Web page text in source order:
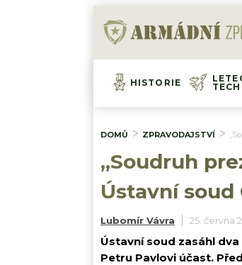
HISTORIE
DOMŮ ZPRAVODAJSTVÍ
„Soudruh
Ústavní
Lubomír Vávra 25. června
Ústavní soud zasáhl
Petru Pavlovi účast.